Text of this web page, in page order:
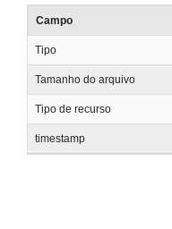
Campo
Tipo
Tamanho do arquivo
Tipo de recurso
timestamp